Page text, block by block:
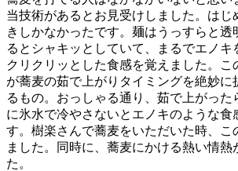
当技術があるとお見受けしました。はじ
きしかなかったです。麺はうっすらと透
るとシャキッとしていて、まるでエノキ
クリクリッとした食感を覚えました。こ
が蕎麦の茹で上がりタイミングを絶妙に
るもの。おっしゃる通り、茹で上がった
に氷水で冷やさないとエノキのような食
す。樹楽さんで蕎麦をいただいた時、こ
ました。同時に、蕎麦にかける熱い情熱
た。